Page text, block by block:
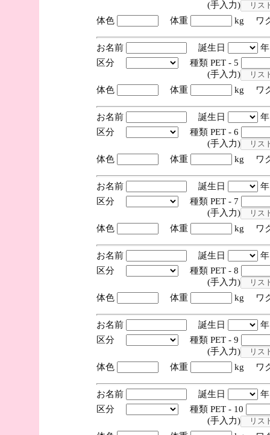
(手入力)
体色
体重 kg ワ
お名前 誕生日
区分
種類 PET - 5
(手入力)
体色
体重 kg ワ
お名前 誕生日
区分
種類 PET - 6
(手入力)
体色
体重 kg ワ
お名前 誕生日
区分
種類 PET - 7
(手入力)
体色
体重 kg ワ
お名前 誕生日
区分
種類 PET - 8
(手入力)
体色
体重 kg ワ
お名前 誕生日
区分
種類 PET - 9
(手入力)
体色
体重 kg ワ
お名前 誕生日
区分
種類 PET - 10
(手入力)